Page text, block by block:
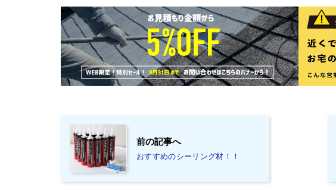
前の記事へ
おすすめのシーリング材！！